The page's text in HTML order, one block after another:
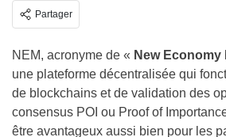
Partager
NEM, acronyme de « New Economy
une plateforme décentralisée qui
de blockchains et de validation des
consensus POI ou Proof of
être avantageux aussi bien pour les